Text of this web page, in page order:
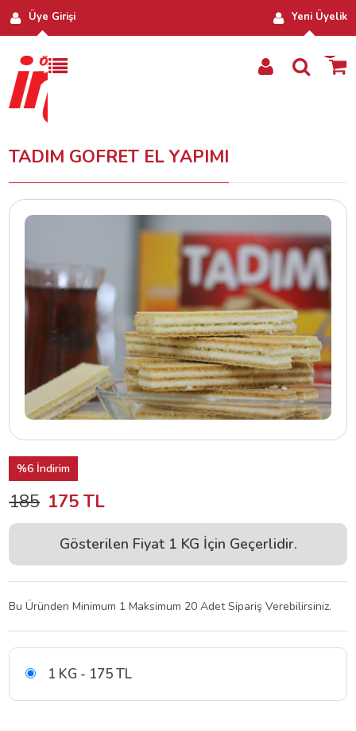
Üye Girişi Yeni Üyelik
TADIM GOFRET EL YAPIMI
%6 İndirim
185 175 TL
Gösterilen Fiyat 1 KG İçin Geçerlidir.
Bu Üründen Minimum 1 Maksimum 20 Adet Sipariş Verebilirsiniz.
1 KG - 175 TL